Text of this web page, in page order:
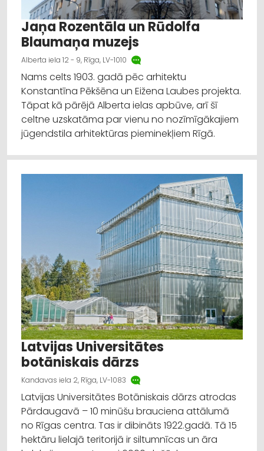
Jaņa Rozentāla un Rūdolfa
Blaumaņa muzejs
Alberta iela 12 - 9, Rīga, LV-1010
Nams celts 1903. gadā pēc arhitektu
Konstantīna Pēkšēna un Eižena Laubes projekta.
Tāpat kā pārējā Alberta ielas apbūve, arī šī
celtne uzskatāma par vienu no nozīmīgākajiem
jūgendstila arhitektūras pieminekļiem Rīgā.
Latvijas Universitātes
botāniskais dārzs
Kandavas iela 2, Rīga, LV-1083
Latvijas Universitātes Botāniskais dārzs atrodas
Pārdaugavā – 10 minūšu brauciena attālumā
no Rīgas centra. Tas ir dibināts 1922.gadā. Tā 15
hektāru lielajā teritorijā ir siltumnīcas un āra